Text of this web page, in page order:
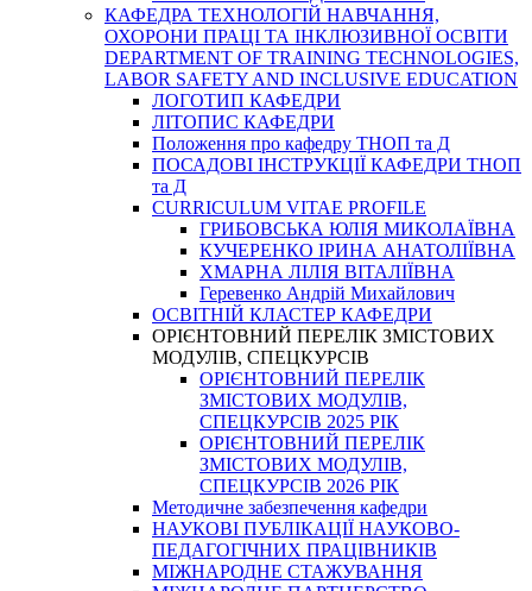
КАФЕДРА ТЕХНОЛОГІЙ НАВЧАННЯ,
ОХОРОНИ ПРАЦІ ТА ІНКЛЮЗИВНОЇ ОСВІТИ
DEPARTMENT OF TRAINING TECHNOLOGIES,
LABOR SAFETY AND INCLUSIVE EDUCATION
ЛОГОТИП КАФЕДРИ
ЛІТОПИС КАФЕДРИ
Положення про кафедру ТНОП та Д
ПОСАДОВІ ІНСТРУКЦІЇ КАФЕДРИ ТНОП
та Д
CURRICULUM VITAE PROFILE
ГРИБОВСЬКА ЮЛІЯ МИКОЛАЇВНА
КУЧЕРЕНКО ІРИНА АНАТОЛІЇВНА
ХМАРНА ЛІЛІЯ ВІТАЛІЇВНА
Геревенко Андрій Михайлович
ОСВІТНІЙ КЛАСТЕР КАФЕДРИ
ОРІЄНТОВНИЙ ПЕРЕЛІК ЗМІСТОВИХ
МОДУЛІВ, СПЕЦКУРСІВ
ОРІЄНТОВНИЙ ПЕРЕЛІК
ЗМІСТОВИХ МОДУЛІВ,
СПЕЦКУРСІВ 2025 РІК
ОРІЄНТОВНИЙ ПЕРЕЛІК
ЗМІСТОВИХ МОДУЛІВ,
СПЕЦКУРСІВ 2026 РІК
Методичне забезпечення кафедри
НАУКОВІ ПУБЛІКАЦІЇ НАУКОВО-
ПЕДАГОГІЧНИХ ПРАЦІВНИКІВ
МІЖНАРОДНЕ СТАЖУВАННЯ